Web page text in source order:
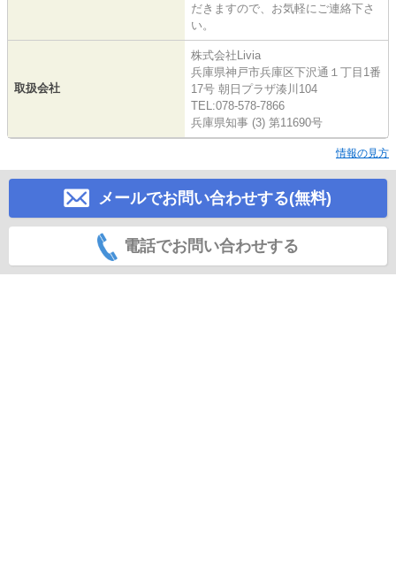
だきますので、お気軽にご連絡下さ
い。
取扱会社
株式会社Livia
兵庫県神戸市兵庫区下沢通１丁目1番
17号 朝日プラザ湊川104
TEL:078-578-7866
兵庫県知事 (3) 第11690号
情報の見方
メールでお問い合わせする(無料)
電話でお問い合わせする